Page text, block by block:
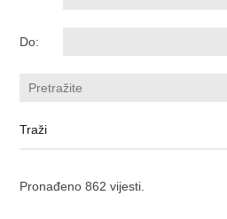
Do:
Pronađeno 862 vijesti.